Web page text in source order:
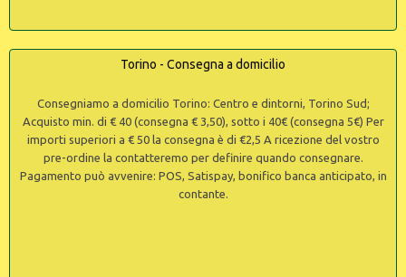
Torino - Consegna a domicilio
Consegniamo a domicilio Torino: Centro e dintorni, Torino Sud;
Acquisto min. di € 40 (consegna € 3,50), sotto i 40€ (consegna 5€) Per
importi superiori a € 50 la consegna è di €2,5 A ricezione del vostro
pre-ordine la contatteremo per definire quando consegnare.
Pagamento può avvenire: POS, Satispay, bonifico banca anticipato, in
contante.